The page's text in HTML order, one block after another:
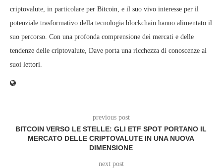
criptovalute, in particolare per Bitcoin, e il suo vivo interesse per il
potenziale trasformativo della tecnologia blockchain hanno alimentato il
suo percorso. Con una profonda comprensione dei mercati e delle
tendenze delle criptovalute, Dave porta una ricchezza di conoscenze ai
suoi lettori.
previous post
BITCOIN VERSO LE STELLE: GLI ETF SPOT PORTANO IL
MERCATO DELLE CRIPTOVALUTE IN UNA NUOVA
DIMENSIONE
next post